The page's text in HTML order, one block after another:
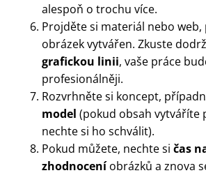
alespoň o trochu více.
Projděte si materiál nebo
obrázek vytvářen. Zkuste
grafickou linii, vaše práce
profesionálněji.
Rozvrhněte si koncept,
model (pokud obsah vytváříte
nechte si ho schválit).
Pokud můžete, nechte si čas
zhodnoceníobrázků a znova